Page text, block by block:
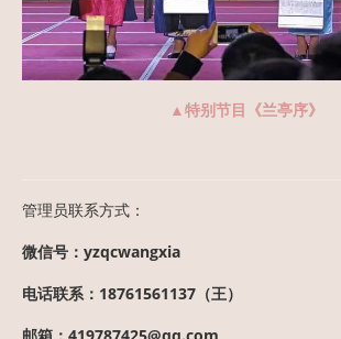
▲特别节目《兰亭序》
管理员联系方式：
微信号：yzqcwangxia
电话联系：18761561137（王）